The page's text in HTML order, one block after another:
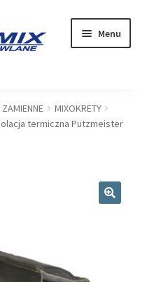
Menu
ZAMIENNE
MIXOKRETY
termiczna Putzmeister